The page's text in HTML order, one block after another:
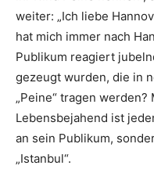
weiter: „Ich liebe
hat mich immer nach
Publikum reagiert
gezeugt wurden, die in
„Peine“ tragen
Lebensbejahend ist
an sein Publikum,
„Istanbul“.